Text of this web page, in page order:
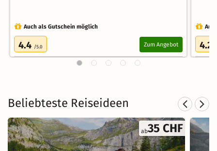
Auch als Gutschein möglich
4.4 /5.0 Zum Angebot 4.2
Beliebteste Reiseideen
ab35 CHF